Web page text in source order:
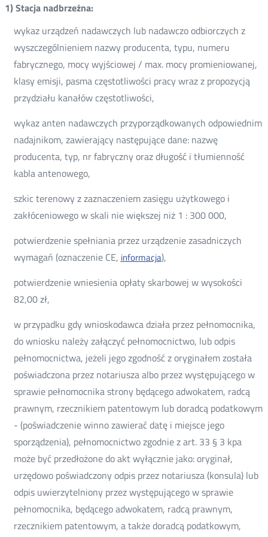
1) Stacja nadbrzeżna:
wykaz urządzeń nadawczych lub nadawczo odbiorczych z
wyszczególnieniem nazwy producenta, typu, numeru
fabrycznego, mocy wyjściowej / max. mocy promieniowanej,
klasy emisji, pasma częstotliwości pracy wraz z propozycją
przydziału kanałów częstotliwości,
wykaz anten nadawczych przyporządkowanych odpowiednim
nadajnikom, zawierający następujące dane: nazwę
producenta, typ, nr fabryczny oraz długość i tłumienność
kabla antenowego,
szkic terenowy z zaznaczeniem zasięgu użytkowego i
zakłóceniowego w skali nie większej niż 1 : 300 000,
potwierdzenie spełniania przez urządzenie zasadniczych
wymagań (oznaczenie CE, informacja),
potwierdzenie wniesienia opłaty skarbowej w wysokości
82,00 zł,
w przypadku gdy wnioskodawca działa przez pełnomocnika,
do wniosku należy załączyć pełnomocnictwo, lub odpis
pełnomocnictwa, jeżeli jego zgodność z oryginałem została
poświadczona przez notariusza albo przez występującego w
sprawie pełnomocnika strony będącego adwokatem, radcą
prawnym, rzecznikiem patentowym lub doradcą podatkowym
- (poświadczenie winno zawierać datę i miejsce jego
sporządzenia), pełnomocnictwo zgodnie z art. 33 § 3 kpa
może być przedłożone do akt wyłącznie jako: oryginał,
urzędowo poświadczony odpis przez notariusza (konsula) lub
odpis uwierzytelniony przez występującego w sprawie
pełnomocnika, będącego adwokatem, radcą prawnym,
rzecznikiem patentowym, a także doradcą podatkowym,